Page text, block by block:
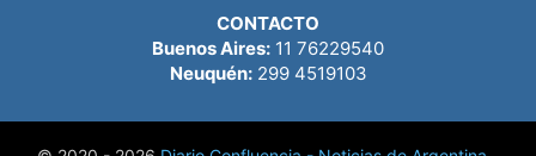
CONTACTO
Buenos Aires: 11 76229540
Neuquén:299 4519103